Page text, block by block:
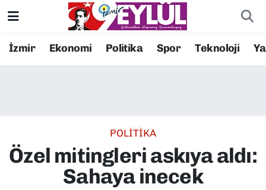
İzmir Ekonomi Politika Spor Teknoloji
POLİTİKA
Özel mitingleri askıya aldı:
Sahaya inecek
Resmi İlanlar
EKONOMİ
Konak Nöbetçi Eczaneler
Süper Lig Puan Durumu ve Fikstür
Tüm Manşetler